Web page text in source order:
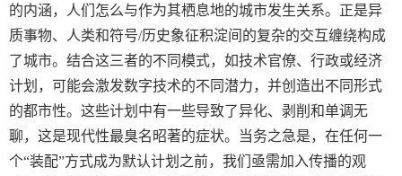
的内涵，人们怎么与作为其栖息地的城市发生关系。正是异
质事物、人类和符号/历史象征积淀间的复杂的交互缠绕构成
了城市。结合这三者的不同模式，如技术官僚、行政或经济
计划，可能会激发数字技术的不同潜力，并创造出不同形式
的都市性。这些计划中有一些导致了异化、剥削和单调无
聊，这是现代性最臭名昭著的症状。当务之急是，在任何一
个“装配”方式成为默认计划之前，我们亟需加入传播的观